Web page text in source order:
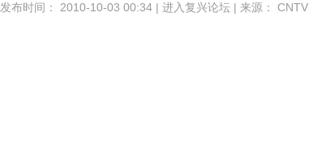
发布时间： 2010-10-03 00:34 | 进入复兴论坛 | 来源： CNTV